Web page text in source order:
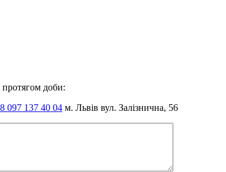
доби:
097 137 40 04 м. Львів вул. Залізнична, 56